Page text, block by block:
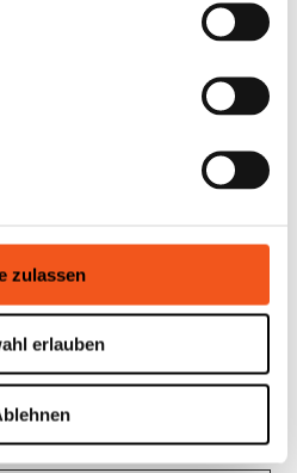
zulassen
erlauben
Sprache oder die
Maximale
cht der Webseite,
beim erneuten
Besuch des
Besuchers die
Sprache
festzulegen.
Bestän
dig